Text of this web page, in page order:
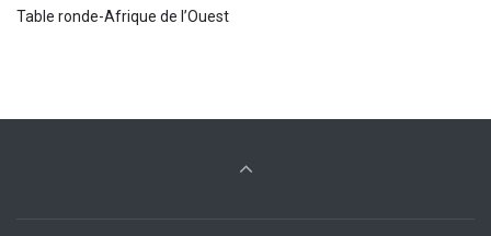
Table ronde-Afrique de l’Ouest